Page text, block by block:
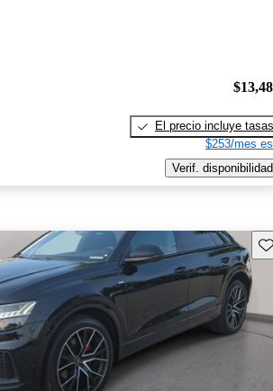
El precio incluye tasas
$253/mes
Verif. disponibilidad